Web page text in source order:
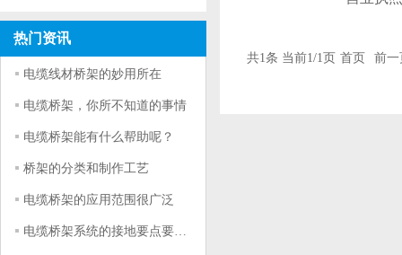
热门资讯
电缆线材桥架的妙用所在
电缆桥架，你所不知道的事情
电缆桥架能有什么帮助呢？
桥架的分类和制作工艺
电缆桥架的应用范围很广泛
电缆桥架系统的接地要点要符合什么条件
共1条 当前1/1页 首页 前一